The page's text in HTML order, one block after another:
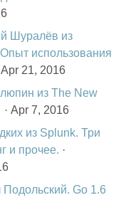
Шуралёв из
использования
Apr 21, 2016
из The New
· Apr 7, 2016
из Splunk. Три
и прочее. ·
Go 1.6